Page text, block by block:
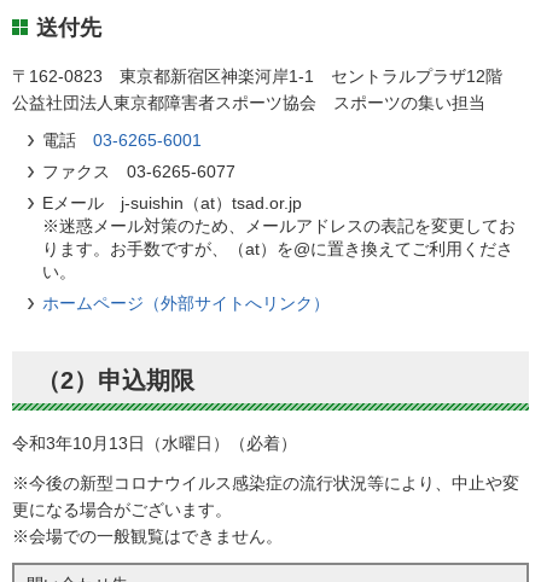
送付先
〒162-0823 東京都新宿区神楽河岸1-1 セントラルプラザ12階
公益社団法人東京都障害者スポーツ協会 スポーツの集い担当
電話03-6265-6001
ファクス 03-6265-6077
Eメール j-suishin（at）tsad.or.jp
※迷惑メール対策のため、メールアドレスの表記を変更してお
ります。お手数ですが、（at）を@に置き換えてご利用くださ
い。
ホームページ（外部サイトへリンク）
（2）申込期限
令和3年10月13日（水曜日）（必着）
※今後の新型コロナウイルス感染症の流行状況等により、中止や変
更になる場合がございます。
※会場での一般観覧はできません。